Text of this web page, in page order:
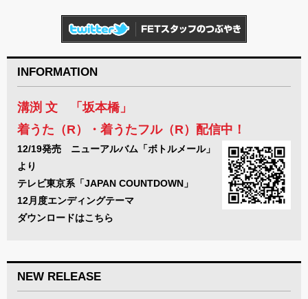
INFORMATION
溝渕 文 「坂本橋」
着うた（R）・着うたフル（R）配信中！
12/19発売 ニューアルバム「ボトルメール」
より
テレビ東京系「JAPAN COUNTDOWN」
12月度エンディングテーマ
ダウンロードはこちら
NEW RELEASE